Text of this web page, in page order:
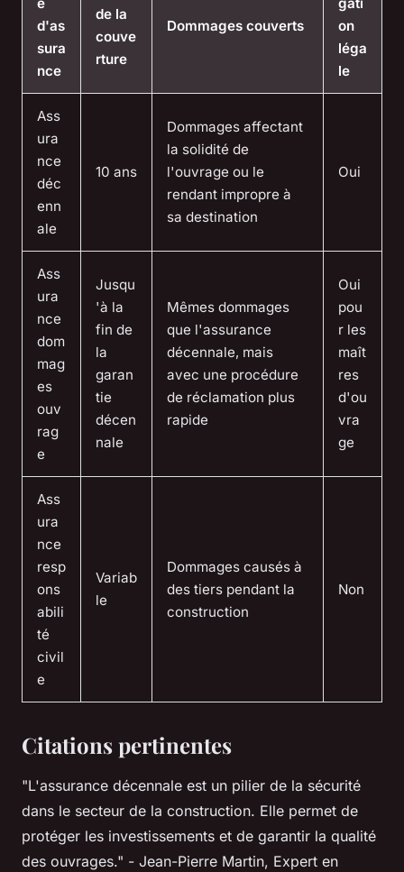
d'as
sura
nce
de la
couve
rture
Dommages couverts
on
léga
le
Ass
ura
nce
déc
enn
ale
10 ans
Dommages affectant
la solidité de
l'ouvrage ou le
rendant impropre à
sa destination
Oui
Ass
ura
nce
dom
mag
es
ouv
rag
e
Jusqu
'à la
fin de
la
garan
tie
décen
nale
Mêmes dommages
que l'assurance
décennale, mais
avec une procédure
de réclamation plus
rapide
Oui
pou
r les
maît
res
d'ou
vra
ge
Ass
ura
nce
resp
ons
abili
té
civil
e
Variab
le
Dommages causés à
des tiers pendant la
construction
Non
Citations pertinentes
"L'assurance décennale est un pilier de la sécurité
dans le secteur de la construction. Elle permet de
protéger les investissements et de garantir la qualité
des ouvrages." - Jean-Pierre Martin, Expert en